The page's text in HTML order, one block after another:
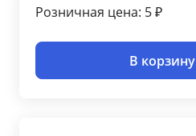
Розничная цена: 5 ₽
В корзину